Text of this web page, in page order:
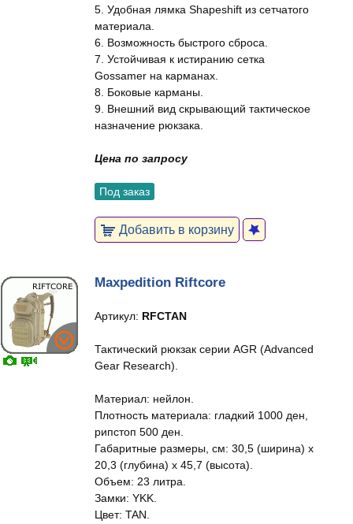
5. Удобная лямка Shapeshift из сетчатого
материала.
6. Возможность быстрого сброса.
7. Устойчивая к истиранию сетка
Gossamer на карманах.
8. Боковые карманы.
9. Внешний вид скрывающий тактическое
назначение рюкзака.
Цена по запросу
Под заказ
Добавить в корзину
Maxpedition Riftcore
Артикул: RFCTAN
Тактический рюкзак серии AGR (Advanced
Gear Research).
Материал: нейлон.
Плотность материала: гладкий 1000 ден,
рипстоп 500 ден.
Габаритные размеры, см: 30,5 (ширина) x
20,3 (глубина) x 45,7 (высота).
Объем: 23 литра.
Замки: YKK.
Цвет: TAN.